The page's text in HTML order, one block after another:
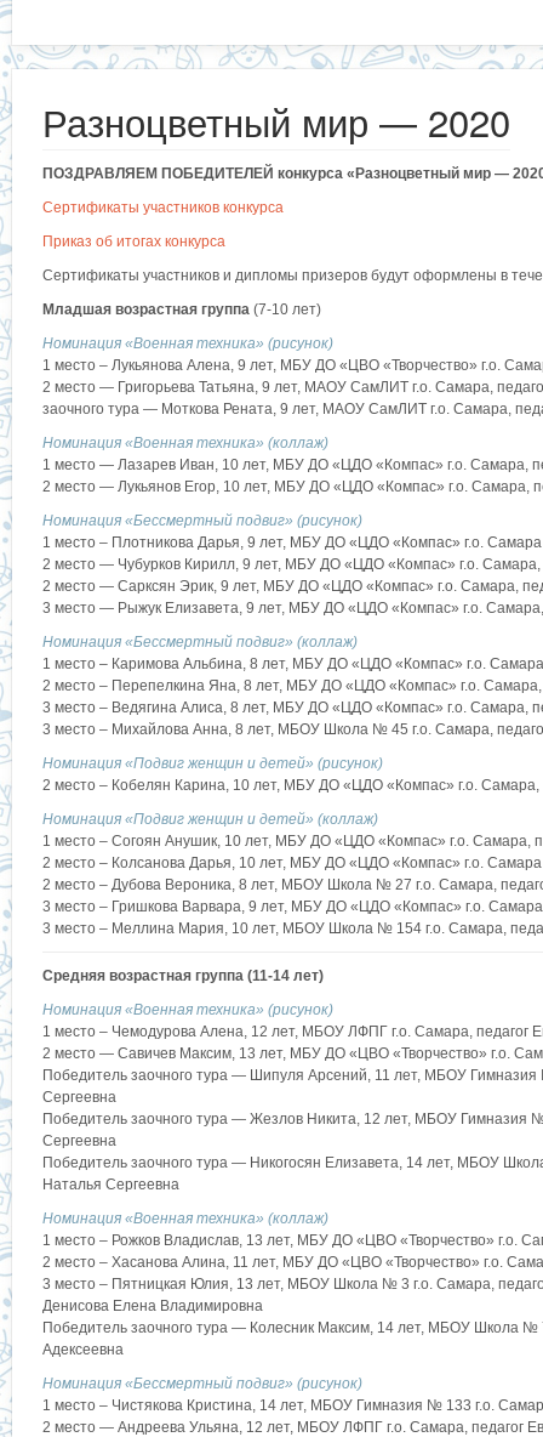
Разноцветный мир — 2020
ПОЗДРАВЛЯЕМ ПОБЕДИТЕЛЕЙ конкурса «Разноцветный мир —
Сертификаты участников конкурса
Приказ об итогах конкурса
Сертификаты участников и дипломы призеров будут оформлены в
Младшая возрастная группа (7-10 лет)
Номинация «Военная техника» (рисунок)
1 место – Лукьянова Алена, 9 лет, МБУ ДО «ЦВО «Творчество» г.о.
2 место — Григорьева Татьяна, 9 лет, МАОУ СамЛИТ г.о. Самара,
заочного тура — Моткова Рената, 9 лет, МАОУ СамЛИТ г.о. Самара,
Номинация «Военная техника» (коллаж)
1 место — Лазарев Иван, 10 лет, МБУ ДО «ЦДО «Компас» г.о. Самара,
2 место — Лукьянов Егор, 10 лет, МБУ ДО «ЦДО «Компас» г.о. Самара,
Номинация «Бессмертный подвиг» (рисунок)
1 место – Плотникова Дарья, 9 лет, МБУ ДО «ЦДО «Компас» г.о.
2 место — Чубурков Кирилл, 9 лет, МБУ ДО «ЦДО «Компас» г.о. Самара,
2 место — Сарксян Эрик, 9 лет, МБУ ДО «ЦДО «Компас» г.о. Самара,
3 место — Рыжук Елизавета, 9 лет, МБУ ДО «ЦДО «Компас» г.о. Самара,
Номинация «Бессмертный подвиг» (коллаж)
1 место – Каримова Альбина, 8 лет, МБУ ДО «ЦДО «Компас» г.о.
2 место – Перепелкина Яна, 8 лет, МБУ ДО «ЦДО «Компас» г.о. Самара,
3 место – Ведягина Алиса, 8 лет, МБУ ДО «ЦДО «Компас» г.о. Самара,
3 место – Михайлова Анна, 8 лет, МБОУ Школа № 45 г.о. Самара,
Номинация «Подвиг женщин и детей» (рисунок)
2 место – Кобелян Карина, 10 лет, МБУ ДО «ЦДО «Компас» г.о. Самара,
Номинация «Подвиг женщин и детей» (коллаж)
1 место – Согоян Анушик, 10 лет, МБУ ДО «ЦДО «Компас» г.о. Самара,
2 место – Колсанова Дарья, 10 лет, МБУ ДО «ЦДО «Компас» г.о.
2 место – Дубова Вероника, 8 лет, МБОУ Школа № 27 г.о. Самара,
3 место – Гришкова Варвара, 9 лет, МБУ ДО «ЦДО «Компас» г.о.
3 место – Меллина Мария, 10 лет, МБОУ Школа № 154 г.о. Самара,
Средняя возрастная группа (11-14 лет)
Номинация «Военная техника» (рисунок)
1 место – Чемодурова Алена, 12 лет, МБОУ ЛФПГ г.о. Самара, педагог
2 место — Савичев Максим, 13 лет, МБУ ДО «ЦВО «Творчество» г.о.
Победитель заочного тура — Шипуля Арсений, 11 лет, МБОУ Гимназия
Сергеевна
Победитель заочного тура — Жезлов Никита, 12 лет, МБОУ Гимназия
Сергеевна
Победитель заочного тура — Никогосян Елизавета, 14 лет, МБОУ
Наталья Сергеевна
Номинация «Военная техника» (коллаж)
1 место – Рожков Владислав, 13 лет, МБУ ДО «ЦВО «Творчество» г.о.
2 место – Хасанова Алина, 11 лет, МБУ ДО «ЦВО «Творчество» г.о.
3 место – Пятницкая Юлия, 13 лет, МБОУ Школа № 3 г.о. Самара,
Денисова Елена Владимировна
Победитель заочного тура — Колесник Максим, 14 лет, МБОУ Школа №
Адексеевна
Номинация «Бессмертный подвиг» (рисунок)
1 место – Чистякова Кристина, 14 лет, МБОУ Гимназия № 133 г.о.
2 место — Андреева Ульяна, 12 лет, МБОУ ЛФПГ г.о. Самара, педагог